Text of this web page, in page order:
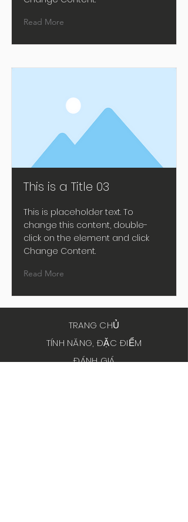
Read More
This is a Title 03
This is placeholder text. To
change this content, double-
click on the element and click
Change Content.
Read More
TRANG CHỦ
TÍNH NĂNG, ĐẶC ĐIỂM
ĐÁNH GIÁ